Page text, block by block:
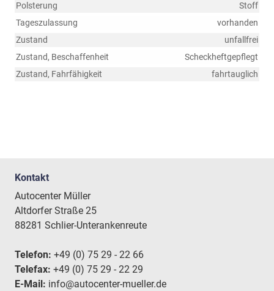
Polsterung
Stoff
Tageszulassung
vorhanden
Zustand
unfallfrei
Zustand, Beschaffenheit
Scheckheftgepflegt
Zustand, Fahrfähigkeit
fahrtauglich
Kontakt
Autocenter Müller
Altdorfer Straße 25
88281 Schlier-Unterankenreute
Telefon: +49 (0) 75 29 - 22 66
Telefax: +49 (0) 75 29 - 22 29
E-Mail: info@autocenter-mueller.de